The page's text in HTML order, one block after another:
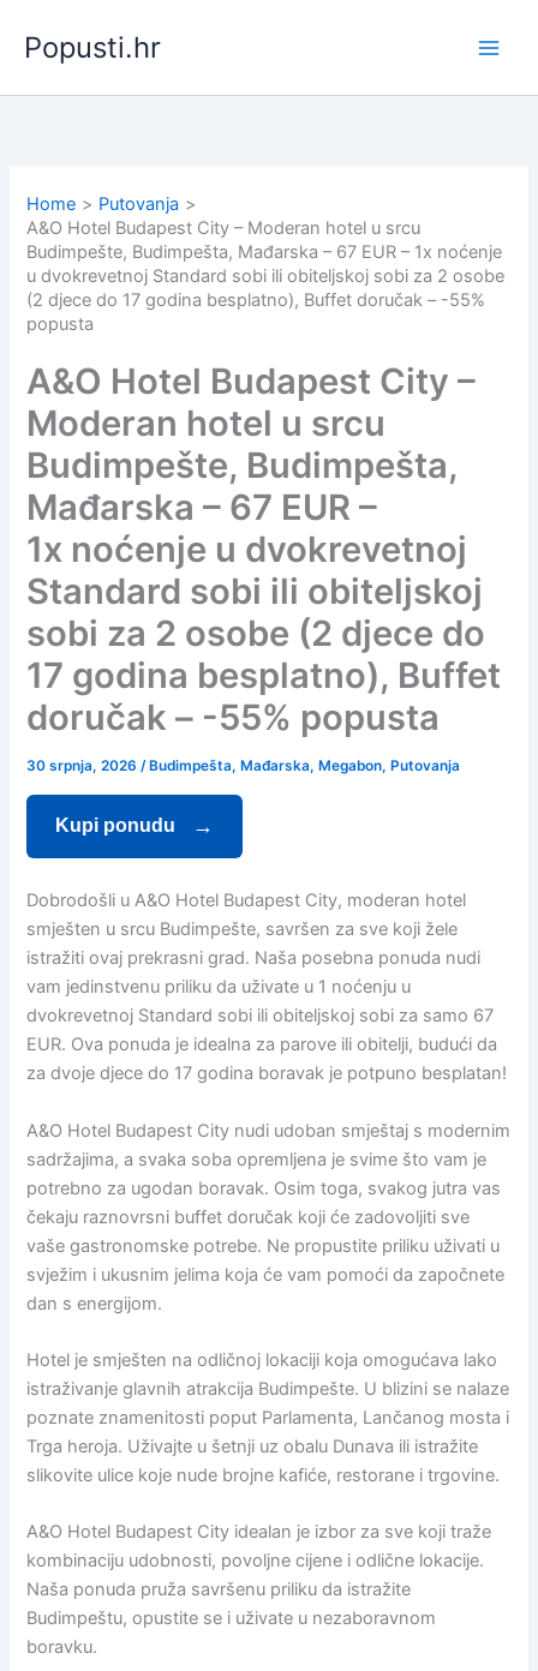
content
Popusti.hr
Home
Putovanja
A&O Hotel Budapest City – Moderan hotel u srcu
Budimpešte, Budimpešta, Mađarska – 67 EUR – 1x noćenje
u dvokrevetnoj Standard sobi ili obiteljskoj sobi za 2 osobe
(2 djece do 17 godina besplatno), Buffet doručak – -55%
popusta
A&O Hotel Budapest City –
Moderan hotel u srcu
Budimpešte, Budimpešta,
Mađarska – 67 EUR –
1x noćenje u dvokrevetnoj
Standard sobi ili obiteljskoj
sobi za 2 osobe (2 djece do
17 godina besplatno), Buffet
doručak – -55% popusta
30 srpnja, 2026/ Budimpešta, Mađarska, Megabon, Putovanja
Kupi ponudu
Dobrodošli u A&O Hotel Budapest City, moderan hotel
smješten u srcu Budimpešte, savršen za sve koji žele
istražiti ovaj prekrasni grad. Naša posebna ponuda nudi
vam jedinstvenu priliku da uživate u 1 noćenju u
dvokrevetnoj Standard sobi ili obiteljskoj sobi za samo 67
EUR. Ova ponuda je idealna za parove ili obitelji, budući da
za dvoje djece do 17 godina boravak je potpuno besplatan!
A&O Hotel Budapest City nudi udoban smještaj s modernim
sadržajima, a svaka soba opremljena je svime što vam je
potrebno za ugodan boravak. Osim toga, svakog jutra vas
čekaju raznovrsni buffet doručak koji će zadovoljiti sve
vaše gastronomske potrebe. Ne propustite priliku uživati u
svježim i ukusnim jelima koja će vam pomoći da započnete
dan s energijom.
Hotel je smješten na odličnoj lokaciji koja omogućava lako
istraživanje glavnih atrakcija Budimpešte. U blizini se nalaze
poznate znamenitosti poput Parlamenta, Lančanog mosta i
Trga heroja. Uživajte u šetnji uz obalu Dunava ili istražite
slikovite ulice koje nude brojne kafiće, restorane i trgovine.
A&O Hotel Budapest City idealan je izbor za sve koji traže
kombinaciju udobnosti, povoljne cijene i odlične lokacije.
Naša ponuda pruža savršenu priliku da istražite
Budimpeštu, opustite se i uživate u nezaboravnom
boravku.